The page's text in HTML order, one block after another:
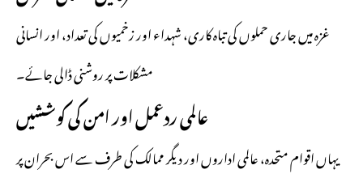
غزہ میں جاری حملوں کی تباہ کاری، شہداء اور زخمیوں کی تعداد، اور انسانی
مشکلات پر روشنی ڈالی جائے۔
عالمی ردعمل اور امن کی کوششیں
یہاں اقوام متحدہ، عالمی اداروں اور دیگر ممالک کی طرف سے اس بحران پر